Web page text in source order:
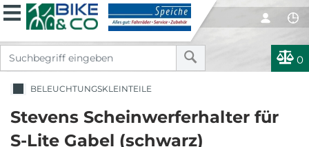
0
BELEUCHTUNGSKLEINTEILE
Stevens Scheinwerferhalter für
S-Lite Gabel (schwarz)